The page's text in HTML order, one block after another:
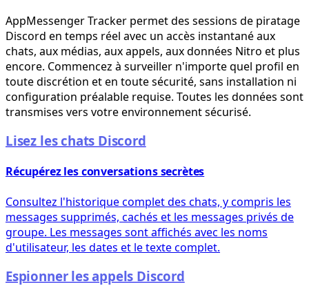
AppMessenger Tracker permet des sessions de piratage
Discord en temps réel avec un accès instantané aux
chats, aux médias, aux appels, aux données Nitro et plus
encore. Commencez à surveiller n'importe quel profil en
toute discrétion et en toute sécurité, sans installation ni
configuration préalable requise. Toutes les données sont
transmises vers votre environnement sécurisé.
Lisez les chats Discord
Récupérez les conversations secrètes
Consultez l'historique complet des chats, y compris les
messages supprimés, cachés et les messages privés de
groupe. Les messages sont affichés avec les noms
d'utilisateur, les dates et le texte complet.
Espionner les appels Discord